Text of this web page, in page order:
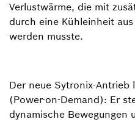
Verlustwärme, die mit
durch eine Kühleinheit
werden musste.
Der neue Sytronix-
(Power-on-Demand): Er
dynamische Bewegungen